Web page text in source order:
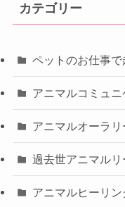
カテゴリー
ペットのお仕事で
アニマルコミュ
アニマルオーラ
過去世アニマル
アニマルヒーリン